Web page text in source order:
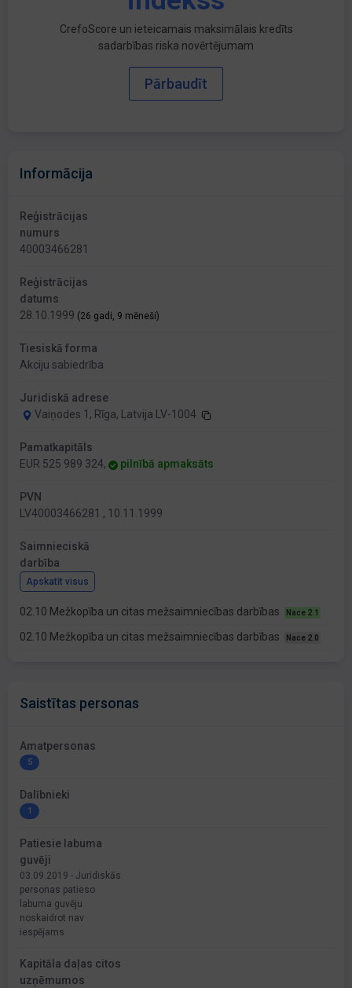
CrefoScore un ieteicamais maksimālais kredīts
sadarbības riska novērtējumam
Pārbaudīt
Informācija
Reģistrācijas
numurs
40003466281
Reģistrācijas
datums
28.10.1999 (26 gadi, 9 mēneši)
Tiesiskā forma
Akciju sabiedrība
Juridiskā adrese
Vaiņodes 1, Rīga, Latvija LV-1004
Pamatkapitāls
EUR 525 989 324,
pilnībā apmaksāts
PVN
LV40003466281 , 10.11.1999
Saimnieciskā
darbība
Apskatīt visus
02.10 Mežkopība un citas mežsaimniecības darbības Nace 2.1
02.10 Mežkopība un citas mežsaimniecības darbības Nace 2.0
Saistītas personas
Amatpersonas
5
Dalībnieki
1
Patiesie labuma
guvēji
03.09.2019 - Juridiskās
personas patieso
labuma guvēju
noskaidrot nav
iespējams
Kapitāla daļas citos
uzņēmumos